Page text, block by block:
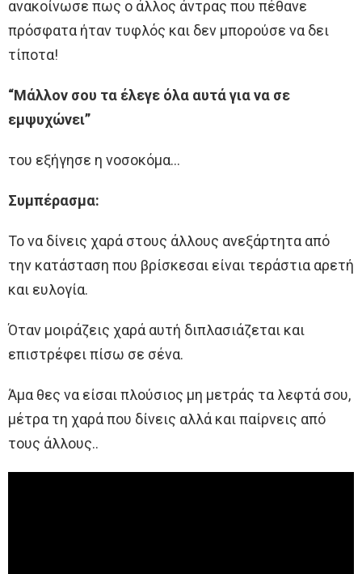
ανακοίνωσε πως ο άλλος άντρας που πέθανε
πρόσφατα ήταν τυφλός και δεν μπορούσε να δει
τίποτα!
“Μάλλον σου τα έλεγε όλα αυτά για να σε
εμψυχώνει”
του εξήγησε η νοσοκόμα…
Συμπέρασμα:
Το να δίνεις χαρά στους άλλους ανεξάρτητα από
την κατάσταση που βρίσκεσαι είναι τεράστια αρετή
και ευλογία.
Όταν μοιράζεις χαρά αυτή διπλασιάζεται και
επιστρέφει πίσω σε σένα.
Άμα θες να είσαι πλούσιος μη μετράς τα λεφτά σου,
μέτρα τη χαρά που δίνεις αλλά και παίρνεις από
τους άλλους..